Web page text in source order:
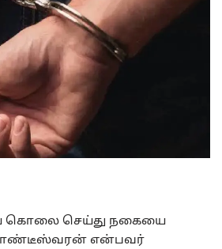
கொலை செய்து நகையை
என்பவர்